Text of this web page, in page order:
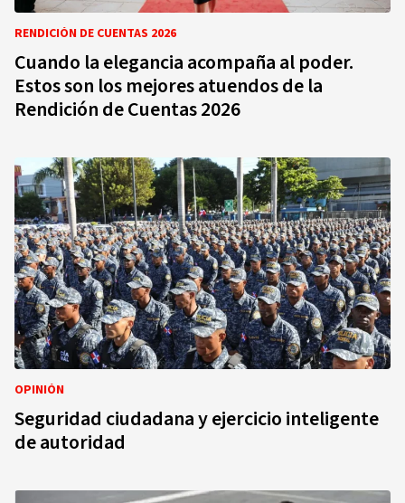
RENDICIÓN DE CUENTAS 2026
Cuando la elegancia acompaña al poder.
Estos son los mejores atuendos de la
Rendición de Cuentas 2026
OPINIÓN
Seguridad ciudadana y ejercicio inteligente
de autoridad